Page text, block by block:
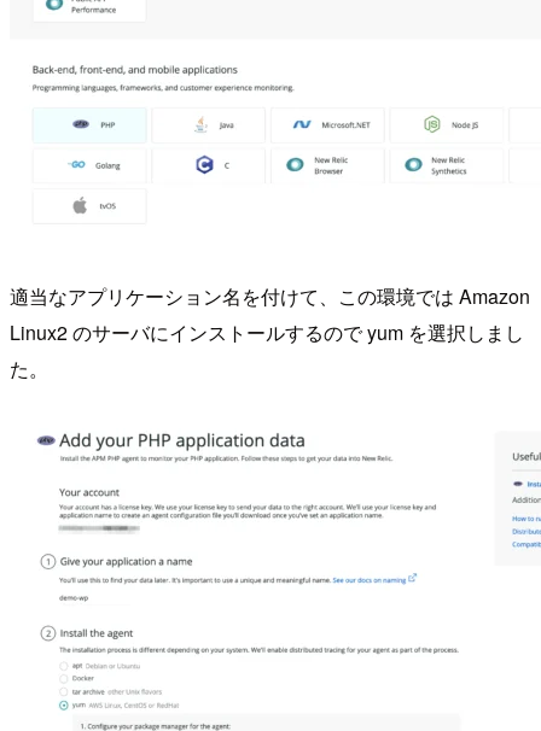
適当なアプリケーション名を付けて、この環境では Amazon
Linux2 のサーバにインストールするので yum を選択しまし
た。